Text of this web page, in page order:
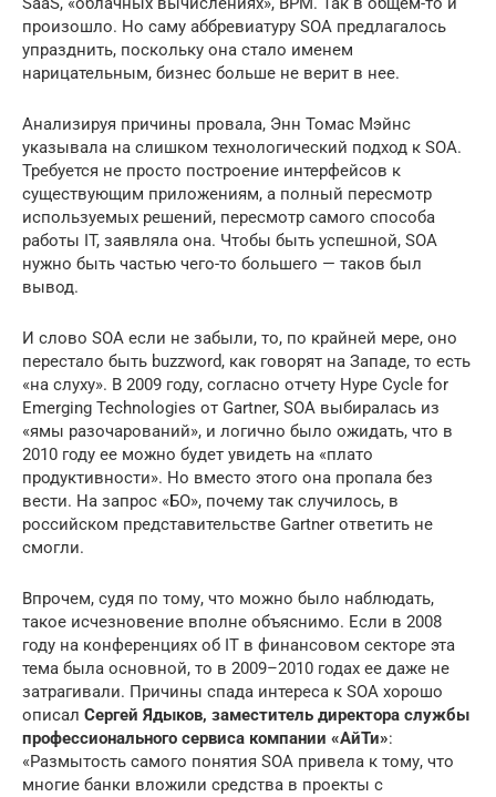
произошло. Но саму аббревиатуру SOA предлагалось
упразднить, поскольку она стало именем
нарицательным, бизнес больше не верит в нее.
Анализируя причины провала, Энн Томас Мэйнс
указывала на слишком технологический подход к SOA.
Требуется не просто построение интерфейсов к
существующим приложениям, а полный пересмотр
используемых решений, пересмотр самого способа
работы IT, заявляла она. Чтобы быть успешной, SOA
нужно быть частью чего-то большего — таков был
вывод.
И слово SOA если не забыли, то, по крайней мере, оно
перестало быть buzzword, как говорят на Западе, то есть
«на слуху». В 2009 году, согласно отчету Hype Cycle for
Emerging Technologies от Gartner, SOA выбиралась из
«ямы разочарований», и логично было ожидать, что в
2010 году ее можно будет увидеть на «плато
продуктивности». Но вместо этого она пропала без
вести. На запрос «БО», почему так случилось, в
российском представительстве Gartner ответить не
смогли.
Впрочем, судя по тому, что можно было наблюдать,
такое исчезновение вполне объяснимо. Если в 2008
году на конференциях об IT в финансовом секторе эта
тема была основной, то в 2009–2010 годах ее даже не
затрагивали. Причины спада интереса к SOA хорошо
описал Сергей Ядыков, заместитель директора службы
профессионального сервиса компании «АйТи»:
«Размытость самого понятия SOA привела к тому, что
многие банки вложили средства в проекты с